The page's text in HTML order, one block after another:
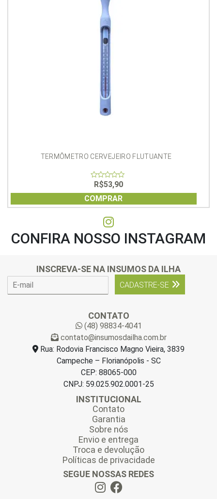
TERMÔMETRO CERVEJEIRO FLUTUANTE
of
5
R$53,90
COMPRAR
CONFIRA NOSSO INSTAGRAM
INSCREVA-SE NA INSUMOS DA ILHA
CADASTRE-SE
CONTATO
(48) 98834-4041
contato@insumosdailha.com.br
Rua: Rodovia Francisco Magno Vieira, 3839
Campeche – Florianópolis - SC
CEP: 88065-000
CNPJ: 59.025.902.0001-25
INSTITUCIONAL
Contato
Garantia
Sobre nós
Envio e entrega
Troca e devolução
Políticas de privacidade
SEGUE NOSSAS REDES